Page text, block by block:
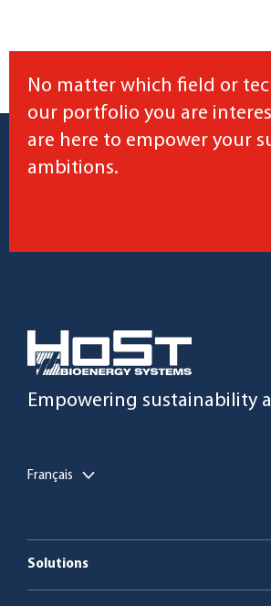
No matter which field or
our portfolio you are
are here to empower your
ambitions.
Empowering sustainability
Français
Solutions